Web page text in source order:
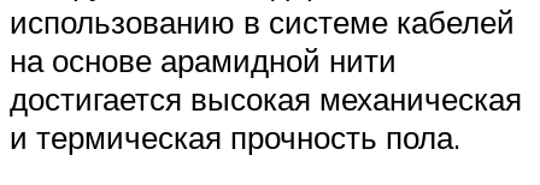
использованию в системе кабелей
на основе арамидной нити
достигается высокая механическая
и термическая прочность пола.